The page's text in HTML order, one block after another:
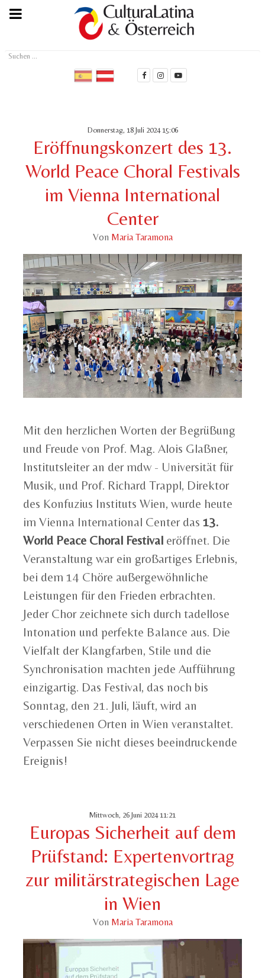
Suchen
Donnerstag, 18 Juli 2024 15:06
Eröffnungskonzert des 13.
World Peace Choral Festivals
im Vienna International
Center
Von Maria Taramona
Mit den herzlichen Worten der Begrüßung
und Freude von Prof. Mag. Alois Glaßner,
Institutsleiter an der mdw - Universität für
Musik, und Prof. Richard Trappl, Direktor
des Konfuzius Instituts Wien, wurde heute
im Vienna International Center das 13.
World Peace Choral Festival eröffnet. Die
Veranstaltung war ein großartiges Erlebnis,
bei dem 14 Chöre außergewöhnliche
Leistungen für den Frieden erbrachten.
Jeder Chor zeichnete sich durch tadellose
Intonation und perfekte Balance aus. Die
Vielfalt der Klangfarben, Stile und die
Synchronisation machten jede Aufführung
einzigartig. Das Festival, das noch bis
Sonntag, den 21. Juli, läuft, wird an
verschiedenen Orten in Wien veranstaltet.
Verpassen Sie nicht dieses beeindruckende
Ereignis!
Mittwoch, 26 Juni 2024 11:21
Europas Sicherheit auf dem
Prüfstand: Expertenvortrag
zur militärstrategischen Lage
in Wien
Von Maria Taramona